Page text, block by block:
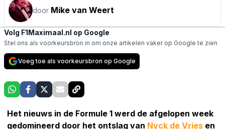
door Mike van Weert
Volg F1Maximaal.nl op Google
Stel ons als voorkeursbron in om onze artikelen vaker op Google te zien
Voeg toe als voorkeursbron op Google
Het nieuws in de Formule 1 werd de afgelopen week
gedomineerd door het ontslag van Nyck de Vries en